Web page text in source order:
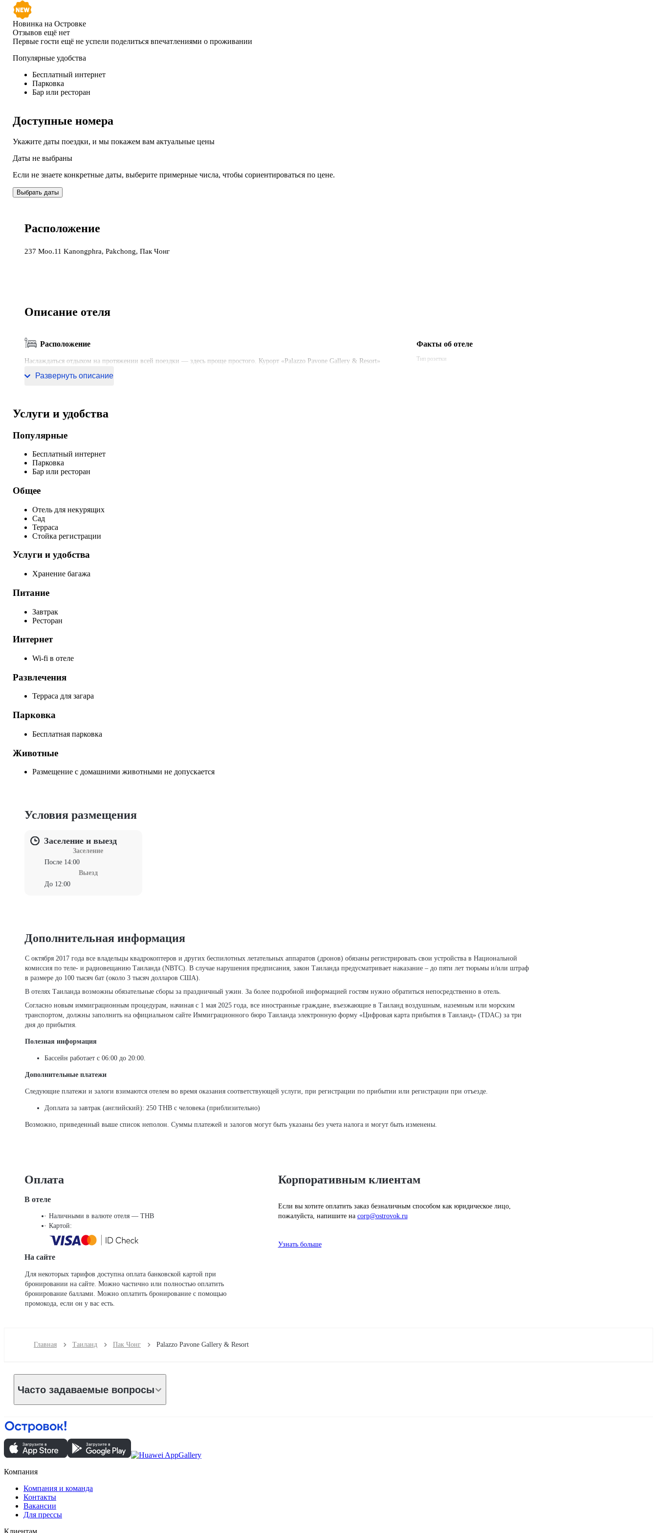
Новинка на Островке
Отзывов ещё нет
Первые гости ещё не успели поделиться впечатлениями о проживании
Популярные удобства
Бесплатный интернет
Парковка
Бар или ресторан
Доступные номера
Укажите даты поездки, и мы покажем вам актуальные цены
Даты не выбраны
Если не знаете конкретные даты, выберите примерные числа, чтобы сориентироваться по цене.
Выбрать даты
Расположение
237 Moo.11 Kanongphra, Pakchong, Пак Чонг
Описание отеля
Расположение
Наслаждаться отдыхом на протяжении всей поездки — здесь проще простого. Курорт «Palazzo Pavone Gallery & Resort»
Развернуть описание
Факты об отеле
Тип розетки
Услуги и удобства
Популярные
Бесплатный интернет
Парковка
Бар или ресторан
Общее
Отель для некурящих
Сад
Терраса
Стойка регистрации
Услуги и удобства
Хранение багажа
Питание
Завтрак
Ресторан
Интернет
Wi-fi в отеле
Развлечения
Терраса для загара
Парковка
Бесплатная парковка
Животные
Размещение с домашними животными не допускается
Условия размещения
Заселение и выезд
Заселение
После 14:00
Выезд
До 12:00
Дополнительная информация
С октября 2017 года все владельцы квадрокоптеров и других беспилотных летательных аппаратов (дронов) обязаны регистрировать свои устройства в Национальной
комиссия по теле- и радиовещанию Таиланда (NBTC). В случае нарушения предписания, закон Таиланда предусматривает наказание – до пяти лет тюрьмы и/или штраф
в размере до 100 тысяч бат (около 3 тысяч долларов США).
В отелях Таиланда возможны обязательные сборы за праздничный ужин. За более подробной информацией гостям нужно обратиться непосредственно в отель.
Согласно новым иммиграционным процедурам, начиная с 1 мая 2025 года, все иностранные граждане, въезжающие в Таиланд воздушным, наземным или морским
транспортом, должны заполнить на официальном сайте Иммиграционного бюро Таиланда электронную форму «Цифровая карта прибытия в Таиланд» (TDAC) за три
дня до прибытия.
Полезная информация
Бассейн работает с 06:00 до 20:00.
Дополнительные платежи
Следующие платежи и залоги взимаются отелем во время оказания соответствующей услуги, при регистрации по прибытии или регистрации при отъезде.
Доплата за завтрак (английский): 250 THB с человека (приблизительно)
Возможно, приведенный выше список неполон. Суммы платежей и залогов могут быть указаны без учета налога и могут быть изменены.
Оплата
В отеле
Наличными в валюте отеля — THB
Картой:
На сайте
Для некоторых тарифов доступна оплата банковской картой при
бронировании на сайте. Можно частично или полностью оплатить
бронирование баллами. Можно оплатить бронирование с помощью
промокода, если он у вас есть.
Корпоративным клиентам
Если вы хотите оплатить заказ безналичным способом как юридическое лицо,
пожалуйста, напишите на corp@ostrovok.ru
Узнать больше
Главная Таиланд Пак Чонг Palazzo Pavone Gallery & Resort
Часто задаваемые вопросы
Компания
Компания и команда
Контакты
Вакансии
Для прессы